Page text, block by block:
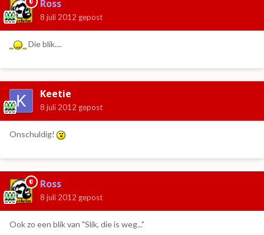
Ross
8 juli 2012 gepost
Die blik....
Keetie
8 juli 2012 gepost
Onschuldig!
Ross
8 juli 2012 gepost
Ook zo een blik van "Slik, die is weg..."